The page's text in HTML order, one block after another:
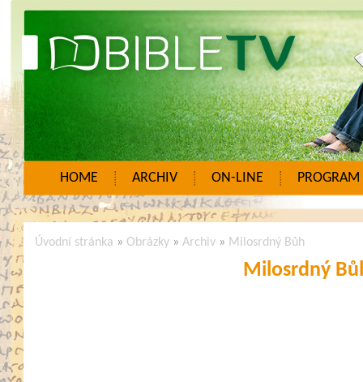
HOME ARCHIV ON-LINE PROGRAM
Úvodní stránka » Obrázky »Archiv » Milosrdný Bůh
Milosrdný